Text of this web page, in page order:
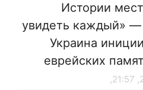
Истории
увидеть каждый»
Украина
еврейских